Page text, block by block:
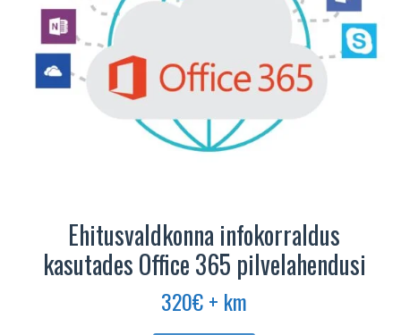
Ehitusvaldkonna infokorraldus
kasutades Office 365 pilvelahendusi
320€+ km